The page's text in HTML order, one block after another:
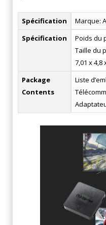
Spécification
Marque:
Spécification
Poids du
Taille du
7,01 x 4,8
Package
Contents
Liste